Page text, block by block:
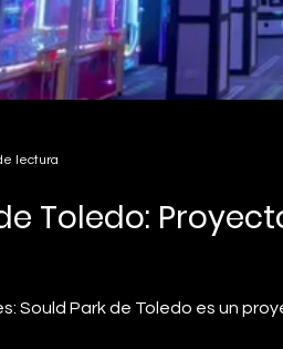
Toledo:
Sould Park de Toledo es un
lectura